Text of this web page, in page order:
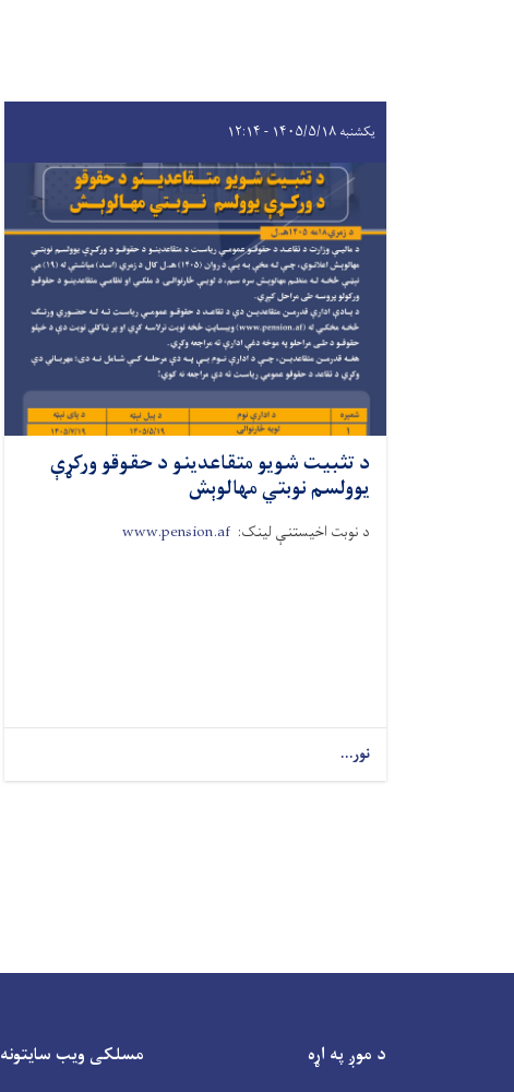
یکشنبه ۱۴۰۵/۵/۱۸ - ۱۲:۱۴
د تثبیت شویو متقاعدینو د حقوقو ورکړې
یوولسم نوبتي مهالوېش
د نوبت اخیستنې لینک: www.pension.af
نور...
د موږ په اړه مسلکی ویب سایتونه